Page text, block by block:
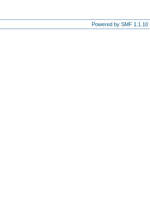
Powered by SMF 1.1.10